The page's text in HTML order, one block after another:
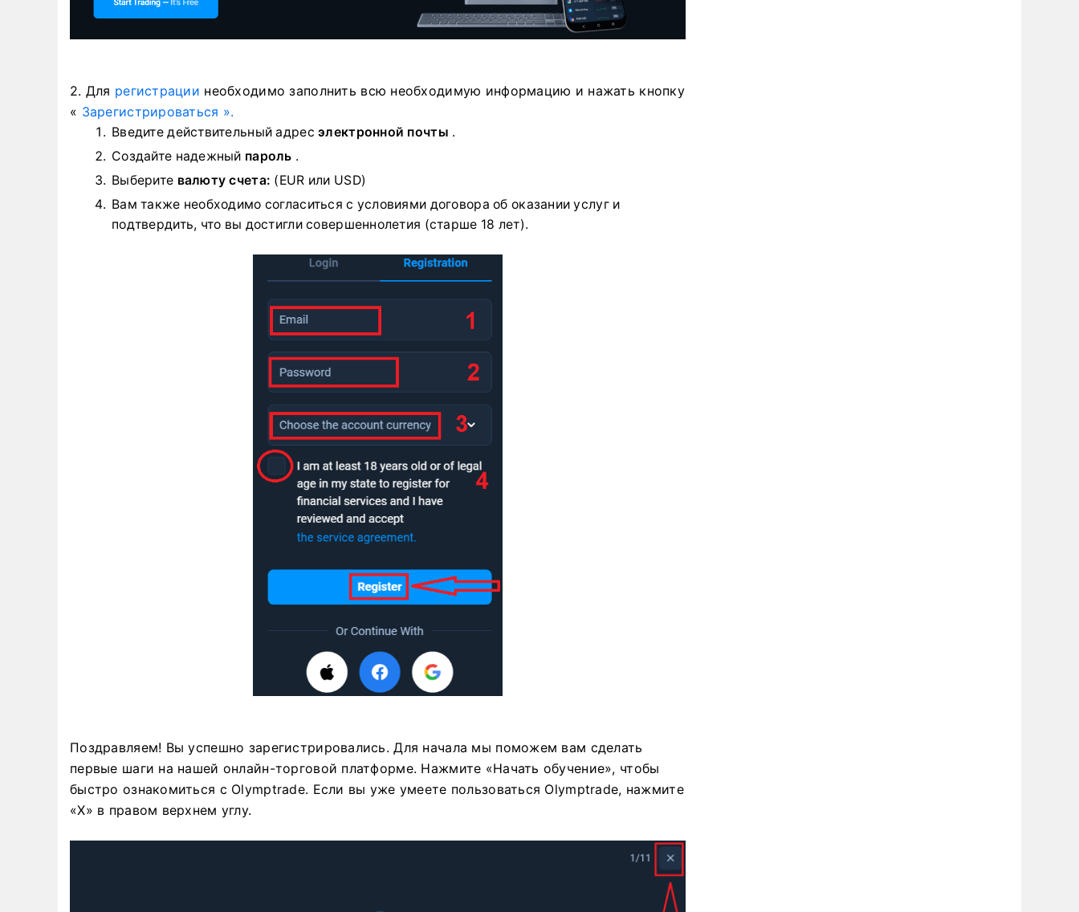
2. Для регистрации необходимо заполнить всю необходимую информацию и нажать кнопку
« Зарегистрироваться ».
Введите действительный адресэлектронной почты .
Создайте надежный пароль .
Выберите валюту счета: (EUR или USD)
Вам также необходимо согласиться с условиями договора об оказании услуг и
подтвердить, что вы достигли совершеннолетия (старше 18 лет).
Поздравляем! Вы успешно зарегистрировались. Для начала мы поможем вам сделать
первые шаги на нашей онлайн-торговой платформе. Нажмите «Начать обучение», чтобы
быстро ознакомиться с Olymptrade. Если вы уже умеете пользоваться Olymptrade, нажмите
«X» в правом верхнем углу.